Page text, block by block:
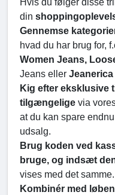
Hvis du følger disse
din
Gennemse
hvad du har brug for,
Women Jeans,
Jeans eller Jeanerica
Kig efter eksklusive
tilgængelige via
at du kan spare
udsalg.
Brug koden ved
bruge, og indsæt
vises med det samme.
Kombinér med